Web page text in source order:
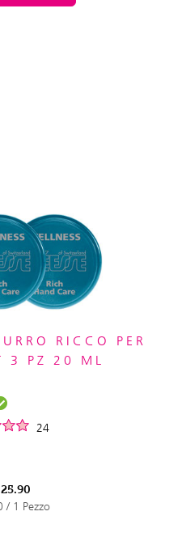
RICCO PER
3 PZ 20 ML
24
25.90
/ 1 Pezzo